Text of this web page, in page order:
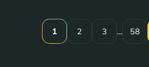
1 2 3 … 58